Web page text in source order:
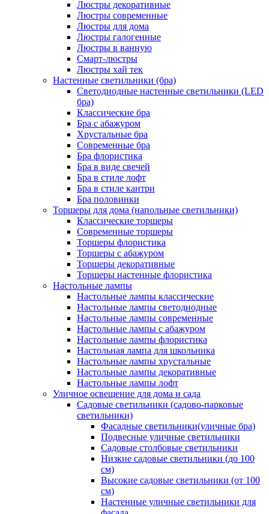
Люстры декоративные
Люстры современные
Люстры для дома
Люстры галогенные
Люстры в ванную
Смарт-люстры
Люстры хай тек
Настенные светильники (бра)
Светодиодные настенные светильники (LED
бра)
Классические бра
Бра с абажуром
Хрустальные бра
Современные бра
Бра флористика
Бра в виде свечей
Бра в стиле лофт
Бра в стиле кантри
Бра половинки
Торшеры для дома (напольные светильники)
Классические торшеры
Современные торшеры
Торшеры флористика
Торшеры с абажуром
Торшеры декоративные
Торшеры настенные флористика
Настольные лампы
Настольные лампы классические
Настольные лампы светодиодные
Настольные лампы современные
Настольные лампы с абажуром
Настольные лампы флористика
Настольная лампа для школьника
Настольные лампы хрустальные
Настольные лампы декоративные
Настольные лампы лофт
Уличное освещение для дома и сада
Садовые светильники (садово-парковые
светильники)
Фасадные светильники(уличные бра)
Подвесные уличные светильники
Садовые столбовые светильники
Низкие садовые светильники (до 100
см)
Высокие садовые светильники (от 100
см)
Настенные уличные светильники для